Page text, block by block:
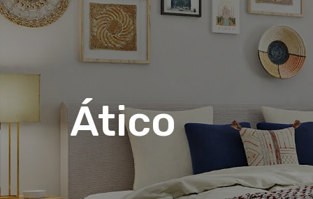
Ático